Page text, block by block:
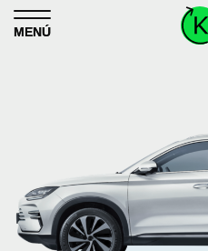
Skip to content
MENÚ